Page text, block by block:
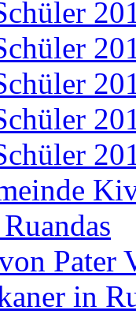
Pater
in